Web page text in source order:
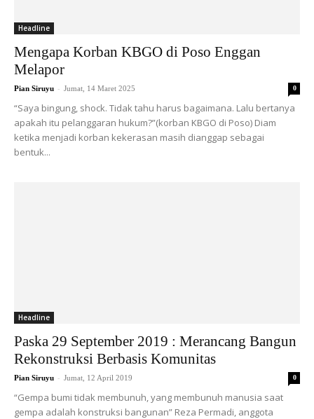
Headline
Mengapa Korban KBGO di Poso Enggan
Melapor
Pian Siruyu - Jumat, 14 Maret 2025 0
“Saya bingung, shock. Tidak tahu harus bagaimana. Lalu bertanya
apakah itu pelanggaran hukum?”(korban KBGO di Poso) Diam
ketika menjadi korban kekerasan masih dianggap sebagai
bentuk...
Headline
Paska 29 September 2019 : Merancang Bangun
Rekonstruksi Berbasis Komunitas
Pian Siruyu - Jumat, 12 April 2019 0
“Gempa bumi tidak membunuh, yang membunuh manusia saat
gempa adalah konstruksi bangunan” Reza Permadi, anggota